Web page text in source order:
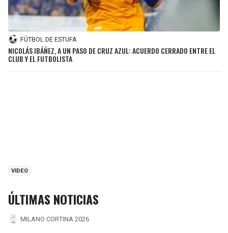
FÚTBOL DE ESTUFA
NICOLÁS IBÁÑEZ, A UN PASO DE CRUZ AZUL: ACUERDO CERRADO ENTRE EL
CLUB Y EL FUTBOLISTA
VIDEO
ÚLTIMAS NOTICIAS
MILANO CORTINA 2026